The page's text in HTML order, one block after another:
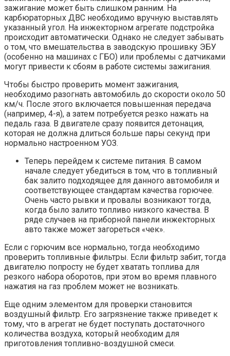
зажигание может быть слишком ранним. На
карбюраторных ДВС необходимо вручную выставлять
указанный угол. На инжекторном агрегате подстройка
происходит автоматически. Однако не следует забывать
о том, что вмешательства в заводскую прошивку ЭБУ
(особенно на машинах с ГБО) или проблемы с датчиками
могут привести к сбоям в работе системы зажигания.
Чтобы быстро проверить момент зажигания,
необходимо разогнать автомобиль до скорости около 50
км/ч. После этого включается повышенная передача
(например, 4-я), а затем потребуется резко нажать на
педаль газа. В двигателе сразу появится детонация,
которая не должна длиться больше пары секунд при
нормально настроенном УОЗ.
Теперь перейдем к системе питания. В самом
начале следует убедиться в том, что в топливный
бак залито подходящее для данного автомобиля и
соответствующее стандартам качества горючее.
Очень часто рывки и провалы возникают тогда,
когда было залито топливо низкого качества. В
ряде случаев на приборной панели инжекторных
авто также может загореться «чек».
Если с горючим все нормально, тогда необходимо
проверить топливные фильтры. Если фильтр забит, тогда
двигателю попросту не будет хватать топлива для
резкого набора оборотов, при этом во время плавного
нажатия на газ проблем может не возникать.
Еще одним элементом для проверки становится
воздушный фильтр. Его загрязнение также приведет к
тому, что в агрегат не будет поступать достаточного
количества воздуха, который необходим для
приготовления топливно-воздушной смеси.